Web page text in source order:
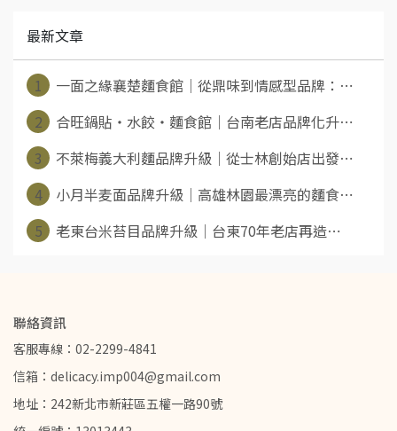
最新文章
1
一面之緣襄楚麵食館｜從鼎味到情感型品牌：⋯
2
合旺鍋貼・水餃・麵食館｜台南老店品牌化升⋯
3
不萊梅義大利麵品牌升級｜從士林創始店出發⋯
4
小月半麦面品牌升級｜高雄林園最漂亮的麵食⋯
5
老東台米苔目品牌升級｜台東70年老店再造⋯
聯絡資訊
客服專線：02-2299-4841
信箱：delicacy.imp004@gmail.com
地址：242新北市新莊區五權一路90號